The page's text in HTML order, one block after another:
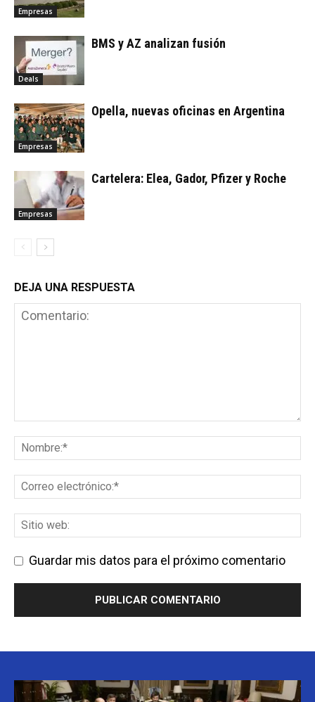
Empresas
Deals
BMS y AZ analizan fusión
Empresas
Opella, nuevas oficinas en Argentina
Empresas
Cartelera: Elea, Gador, Pfizer y Roche
DEJA UNA RESPUESTA
Guardar mis datos para el próximo comentario